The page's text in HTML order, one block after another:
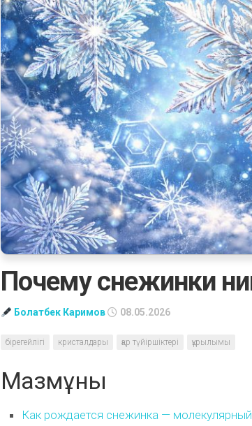
Почему снежинки
Болатбек Каримов 08.05.2026
бірегейлігі кристалдары қар түйіршіктері құрылымы
Мазмұны
Как рождается снежинка —